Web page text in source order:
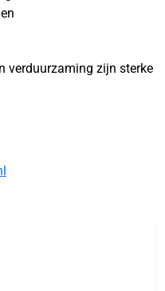
verduurzaming zijn sterke